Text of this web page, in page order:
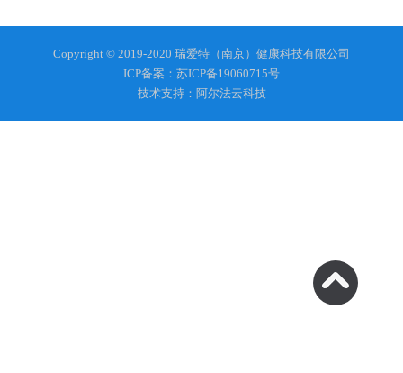
Copyright © 2019-2020 瑞爱特（南京）健康科技有限公司
ICP备案：苏ICP备19060715号
技术支持：阿尔法云科技